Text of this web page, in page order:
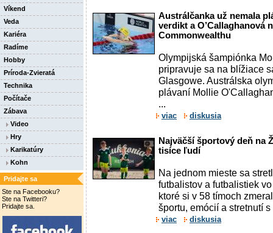
Víkend
Veda
Kariéra
Radíme
Hobby
Príroda-Zvieratá
Technika
Počítače
Zábava
Video
Hry
Karikatúry
Kohn
Pridajte sa
Ste na Facebooku?
Ste na Twitteri?
Pridajte sa.
Austrálčanka už nemala
verdikt a O’Callaghanová
Commonwealthu
Olympijská šampiónka
pripravuje sa na blížiace
Glasgowe. Austrálska
plávaní Mollie
...
viac diskusia
Najväčší športový deň na
tisíce ľudí
Na jednom mieste sa
futbalistov a futbalistiek
ktoré si v 58 tímoch
športu, emócií a stretnutí
viac diskusia